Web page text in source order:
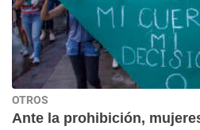
OTROS
Ante la prohibición,